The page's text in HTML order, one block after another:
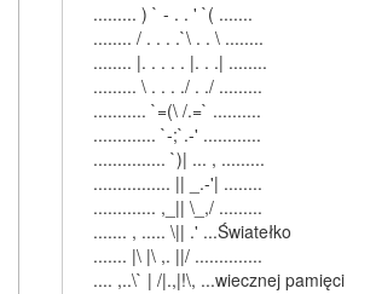
......... ) ` - . . ' `( .......
........ / . . . .`\ . . \ ........
........ |. . . . . |. . .| ........
......... \ . . . ./ . ./ .........
........... `=(\ /.=` ..........
............. `-;`.-' ............
............... `)| ... , .........
................ || _.-'| ........
............. ,_|| \_,/ .........
....... , ..... \|| .' ...Światełko
....... |\ |\ ,. ||/ ..............
.... ,..\` | /|.,|!\, ...wiecznej pamięci